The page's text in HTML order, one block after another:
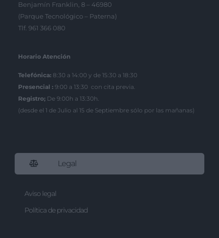
Benjamín Franklin, 8 – 46980
(Parque Tecnológico – Paterna)
Tlf. 961 366 080
Horario Atención
Telefónica: 8:30 a 14:00 y de 15:30 a 18:30
Presencial : 9:00 a 13:30 con cita previa.
Registro; De 9:00h a 13:30h.
(desde el 1 de Julio al 15 de Septiembre sólo por las mañanas)
Legal
Aviso legal
Política de privacidad